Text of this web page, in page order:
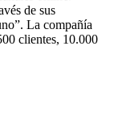
de sus
La compañía
clientes, 10.000